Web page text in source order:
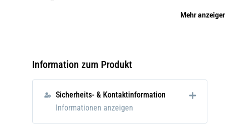
optimal gepflegt, gesäubert und
Dank der Kombination aus Cabrio-
gewährleistet. Mit dem Silicon-Fett
Scharniere, Gestänge und Dichtungen
Wassereindringung abdichten.
Mehr
Information zum Produkt
Sicherheits- & Kontaktinformation
Informationen anzeigen